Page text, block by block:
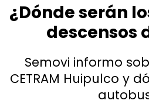
¿Dónde serán
descensos
Semovi informo
CETRAM Huipulco y